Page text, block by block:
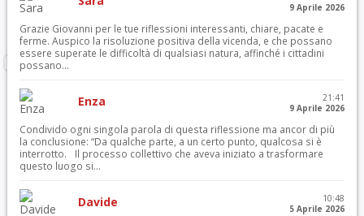
9 Aprile 2026
Grazie Giovanni per le tue riflessioni interessanti, chiare, pacate e
ferme. Auspico la risoluzione positiva della vicenda, e che possano
essere superate le difficoltà di qualsiasi natura, affinché i cittadini
possano...
Enza
21:41
9 Aprile 2026
Condivido ogni singola parola di questa riflessione ma ancor di più
la conclusione: “Da qualche parte, a un certo punto, qualcosa si è
interrotto. Il processo collettivo che aveva iniziato a trasformare
questo luogo si...
Davide
10:48
5 Aprile 2026